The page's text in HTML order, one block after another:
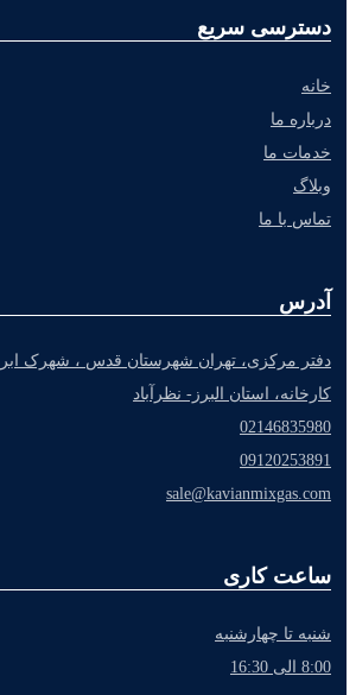
دسترسی سریع
خانه
درباره ما
خدمات ما
وبلاگ
تماس با ما
آدرس
دفتر مرکزی، تهران شهرستان قدس ، شهرک
کارخانه، استان البرز- نظرآباد
02146835980
09120253891
sale@kavianmixgas.com
ساعت کاری
شنبه تا چهارشنبه
8:00 الی 16:30